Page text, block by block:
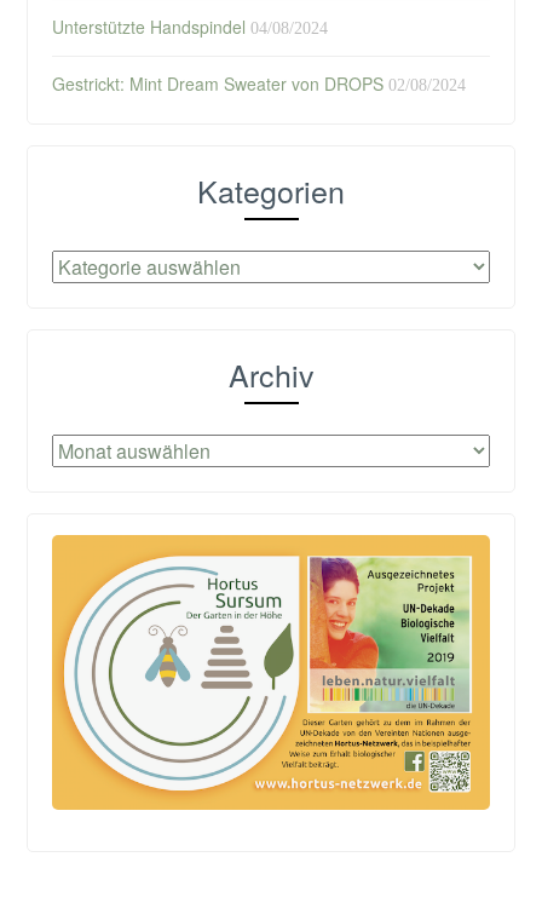
Unterstützte Handspindel 04/08/2024
Gestrickt: Mint Dream Sweater von DROPS 02/08/2024
Kategorien
Kategorien
Archiv
Archiv